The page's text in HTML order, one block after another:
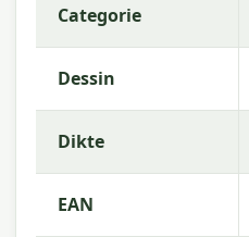
Kleurechtheid:
Was de kussenhoes op
Categorie
Dessin
Dikte
EAN